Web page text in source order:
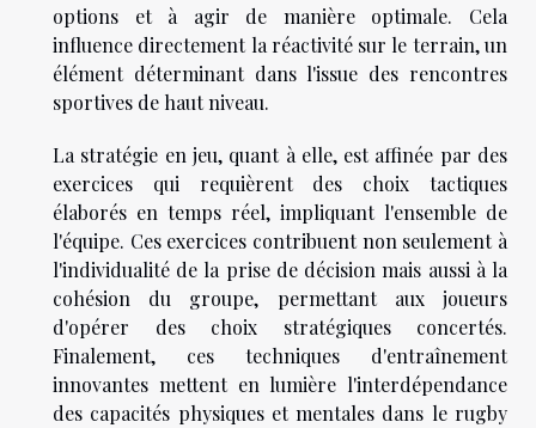
options et à agir de manière optimale. Cela
influence directement la réactivité sur le terrain, un
élément déterminant dans l'issue des rencontres
sportives de haut niveau.
La stratégie en jeu, quant à elle, est affinée par des
exercices qui requièrent des choix tactiques
élaborés en temps réel, impliquant l'ensemble de
l'équipe. Ces exercices contribuent non seulement à
l'individualité de la prise de décision mais aussi à la
cohésion du groupe, permettant aux joueurs
d'opérer des choix stratégiques concertés.
Finalement, ces techniques d'entraînement
innovantes mettent en lumière l'interdépendance
des capacités physiques et mentales dans le rugby